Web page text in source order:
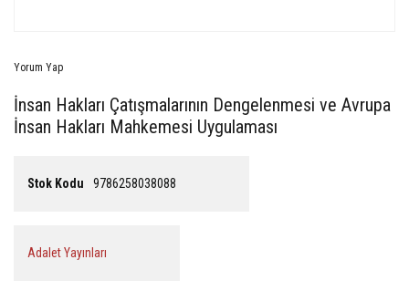
Yorum Yap
İnsan Hakları Çatışmalarının Dengelenmesi ve Avrupa
İnsan Hakları Mahkemesi Uygulaması
Stok Kodu 9786258038088
Adalet Yayınları